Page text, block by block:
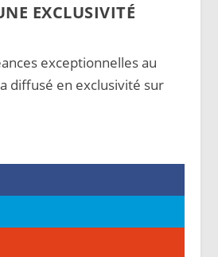
EXCLUSIVITÉ
exceptionnelles au
diffusé en exclusivité sur